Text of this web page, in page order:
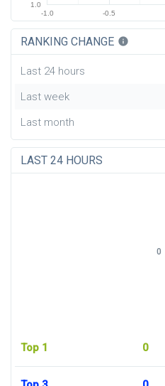
-1.0 -0.5
1.0
RANKING CHANGE info
Last 24 hours
Last week
Last month
LAST 24 HOURS
Top 1 0
0